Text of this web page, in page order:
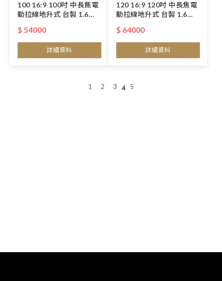
100 16:9 100吋 中長焦電
動拉線地升式 台製 1.6高
品優惠價>
$ 54000
詳細資料
120 16:9 120吋 中長焦電
動拉線地升式 台製 1.6高
品優惠價>
$ 64000
詳細資料
1 2 3 4 5